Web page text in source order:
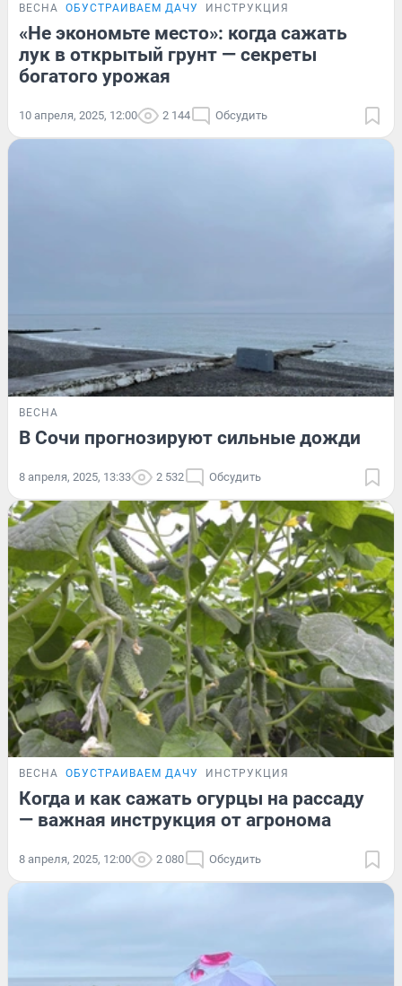
ВЕСНА ОБУСТРАИВАЕМ ДАЧУ ИНСТРУКЦИЯ
«Не экономьте место»: когда сажать
лук в открытый грунт — секреты
богатого урожая
10 апреля, 2025, 12:00 2 144 Обсудить
ВЕСНА
В Сочи прогнозируют сильные дожди
8 апреля, 2025, 13:33 2 532 Обсудить
ВЕСНА ОБУСТРАИВАЕМ ДАЧУ ИНСТРУКЦИЯ
Когда и как сажать огурцы на рассаду
— важная инструкция от агронома
8 апреля, 2025, 12:00 2 080 Обсудить